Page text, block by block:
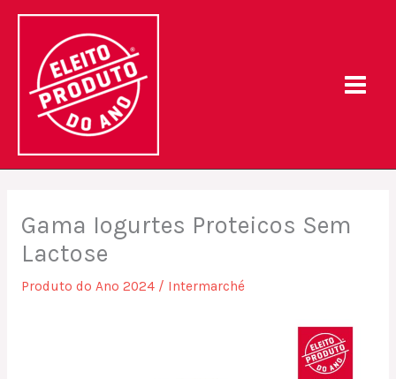
Skip
content
Gama Iogurtes Proteicos Sem
Lactose
Produto do Ano 2024/ Intermarché